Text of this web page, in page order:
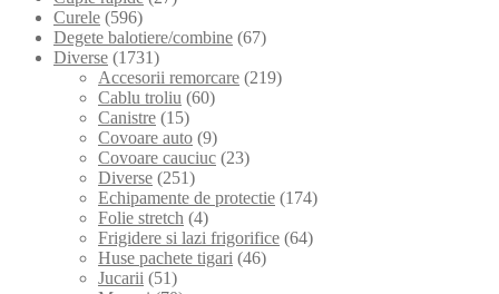
Curele (596)
Degete balotiere/combine (67)
Diverse (1731)
Accesorii remorcare (219)
Cablu troliu (60)
Canistre (15)
Covoare auto (9)
Covoare cauciuc (23)
Diverse (251)
Echipamente de protectie (174)
Folie stretch (4)
Frigidere si lazi frigorifice (64)
Huse pachete tigari (46)
Jucarii (51)